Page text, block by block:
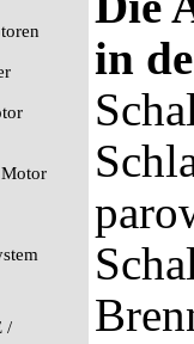
Motor
/
in